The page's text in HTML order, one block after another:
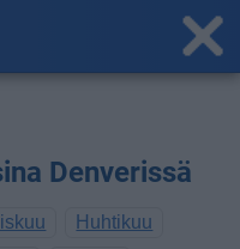
Denverissä
Huhtikuu